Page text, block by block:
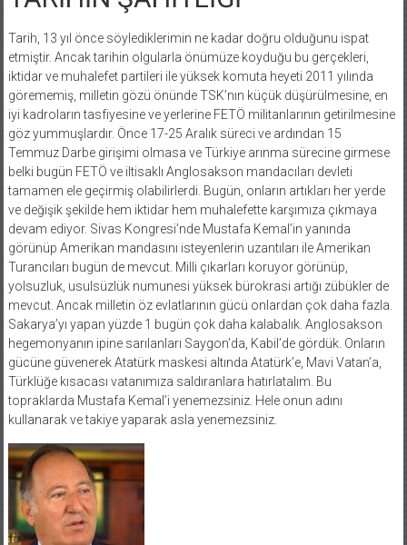
Tarih, 13 yıl önce söylediklerimin ne kadar doğru olduğunu ispat
etmiştir. Ancak tarihin olgularla önümüze koyduğu bu gerçekleri,
iktidar ve muhalefet partileri ile yüksek komuta heyeti 2011 yılında
görememiş, milletin gözü önünde TSK’nın küçük düşürülmesine, en
iyi kadroların tasfiyesine ve yerlerine FETÖ militanlarının getirilmesine
göz yummuşlardır. Önce 17-25 Aralık süreci ve ardından 15
Temmuz Darbe girişimi olmasa ve Türkiye arınma sürecine girmese
belki bugün FETÖ ve iltisaklı Anglosakson mandacıları devleti
tamamen ele geçirmiş olabilirlerdi. Bugün, onların artıkları her yerde
ve değişik şekilde hem iktidar hem muhalefette karşımıza çıkmaya
devam ediyor. Sivas Kongresi’nde Mustafa Kemal’in yanında
görünüp Amerikan mandasını isteyenlerin uzantıları ile Amerikan
Turancıları bugün de mevcut. Milli çıkarları koruyor görünüp,
yolsuzluk, usulsüzlük numunesi yüksek bürokrasi artığı zübükler de
mevcut. Ancak milletin öz evlatlarının gücü onlardan çok daha fazla.
Sakarya’yı yapan yüzde 1 bugün çok daha kalabalık. Anglosakson
hegemonyanın ipine sarılanları Saygon’da, Kabil’de gördük. Onların
gücüne güvenerek Atatürk maskesi altında Atatürk’e, Mavi Vatan’a,
Türklüğe kısacası vatanımıza saldıranlara hatırlatalım. Bu
topraklarda Mustafa Kemal’i yenemezsiniz. Hele onun adını
kullanarak ve takiye yaparak asla yenemezsiniz.